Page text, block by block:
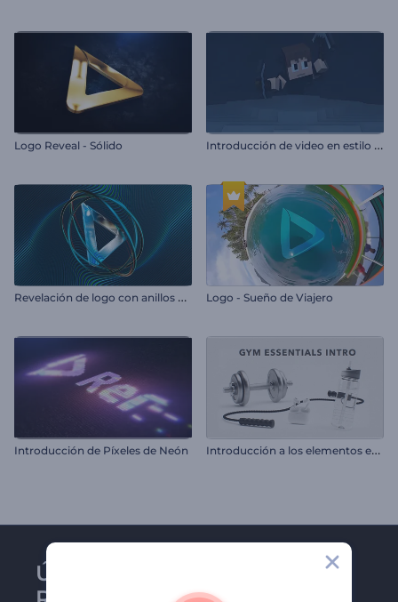
Logo Reveal - Sólido I
ntroducción de video en estilo Minecraft
R
evelación de logo con anillos giratorios Logo - Sueño de Viajero
Introducción de Píxeles de Neón I
ntroducción a los elementos esenciales del gimnasio
Únase al boletín de